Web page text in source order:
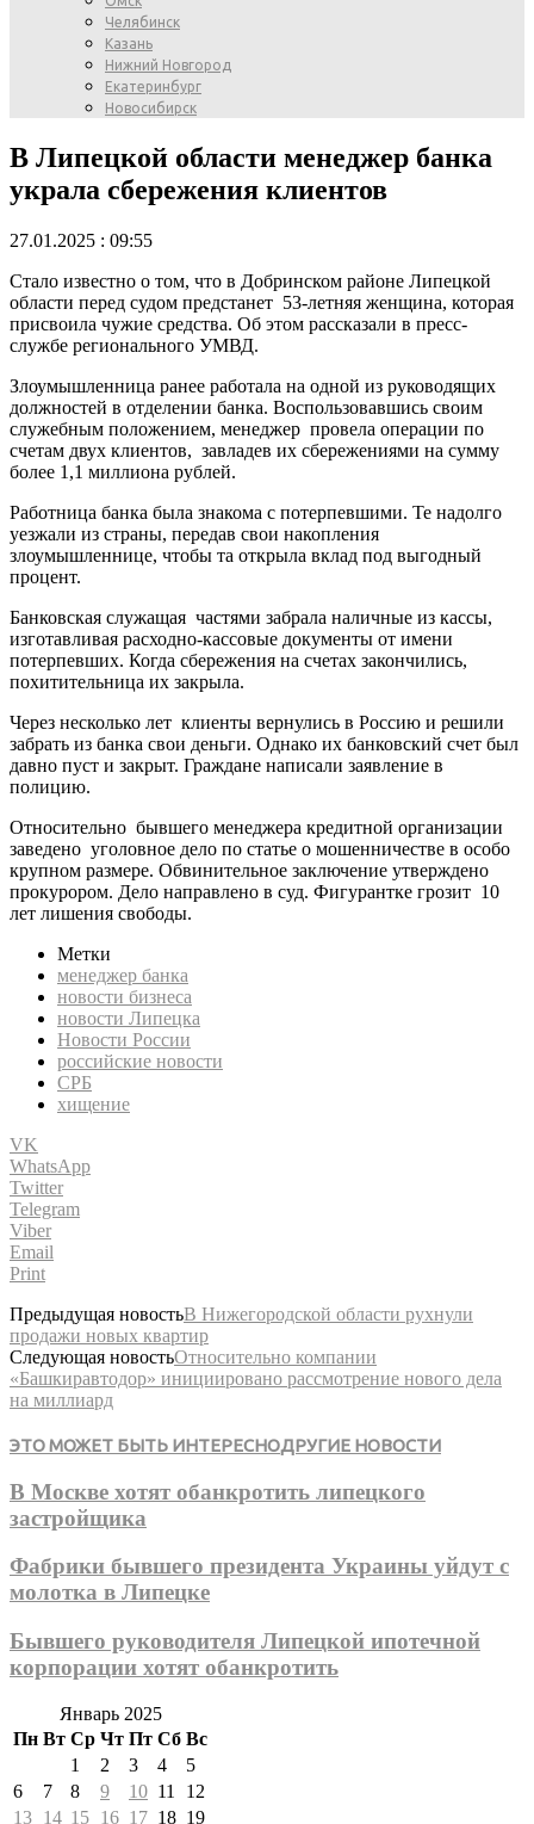
Челябинск
Казань
Нижний Новгород
Екатеринбург
Новосибирск
В Липецкой области менеджер банка
украла сбережения клиентов
27.01.2025 : 09:55
Стало известно о том, что в Добринском районе Липецкой
области перед судом предстанет 53-летняя женщина, которая
присвоила чужие средства. Об этом рассказали в пресс-
службе регионального УМВД.
Злоумышленница ранее работала на одной из руководящих
должностей в отделении банка. Воспользовавшись своим
служебным положением, менеджер провела операции по
счетам двух клиентов, завладев их сбережениями на сумму
более 1,1 миллиона рублей.
Работница банка была знакома с потерпевшими. Те надолго
уезжали из страны, передав свои накопления
злоумышленнице, чтобы та открыла вклад под выгодный
процент.
Банковская служащая частями забрала наличные из кассы,
изготавливая расходно-кассовые документы от имени
потерпевших. Когда сбережения на счетах закончились,
похитительница их закрыла.
Через несколько лет клиенты вернулись в Россию и решили
забрать из банка свои деньги. Однако их банковский счет был
давно пуст и закрыт. Граждане написали заявление в
полицию.
Относительно бывшего менеджера кредитной организации
заведено уголовное дело по статье о мошенничестве в особо
крупном размере. Обвинительное заключение утверждено
прокурором. Дело направлено в суд. Фигурантке грозит 10
лет лишения свободы.
Метки
менеджер банка
новости бизнеса
новости Липецка
Новости России
российские новости
СРБ
хищение
VK
WhatsApp
Twitter
Telegram
Viber
Email
Print
Предыдущая новостьВ Нижегородской области рухнули
продажи новых квартир
Следующая новостьОтносительно компании
«Башкиравтодор» инициировано рассмотрение нового дела
на миллиард
ЭТО МОЖЕТ БЫТЬ ИНТЕРЕСНОДРУГИЕ НОВОСТИ
В Москве хотят обанкротить липецкого
застройщика
Фабрики бывшего президента Украины уйдут с
молотка в Липецке
Бывшего руководителя Липецкой ипотечной
корпорации хотят обанкротить
Январь 2025
Пн Вт Ср Чт Пт Сб Вс
1
2 3 4
5
6
7 8 9 10 11
12
13 14 15 16 17 18 19